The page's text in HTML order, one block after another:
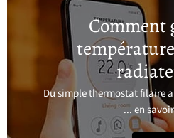
Comment
Du simple thermostat filaire
... en